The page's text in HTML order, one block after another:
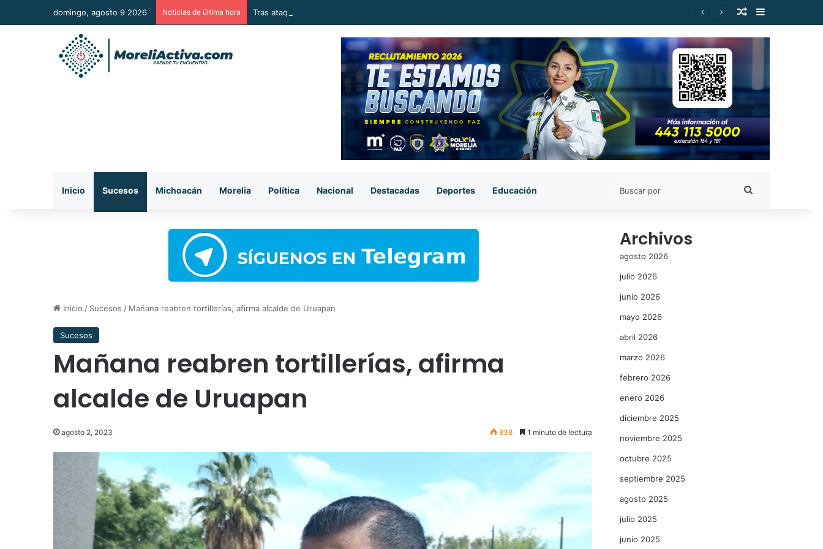
domingo, agosto 9 2026 Noticias de última hora Tras ataque armado, sujetos se llevan el cuerpo de la víctima en Buenavista Publicación al
Barra lateral
Inicio Sucesos Michoacán Morelia Política Nacional Destacadas Deportes Educación
Inicio / Sucesos / Mañana reabren tortillerías, afirma alcalde de Uruapan
Sucesos
Mañana reabren tortillerías, afirma
alcalde de Uruapan
agosto 2, 2023 838 1 minuto de lectura
Archivos
agosto 2026
julio 2026
junio 2026
mayo 2026
abril 2026
marzo 2026
febrero 2026
enero 2026
diciembre 2025
noviembre 2025
octubre 2025
septiembre 2025
agosto 2025
julio 2025
junio 2025